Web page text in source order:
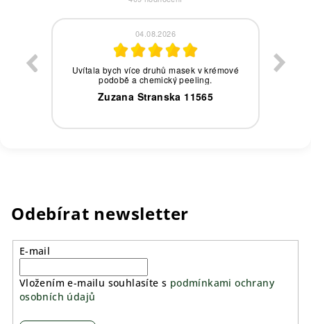
04.08.2026
Uvítala bych více druhů masek v krémové
podobě a chemický peeling.
Zuzana Stranska 11565
Odebírat newsletter
E-mail
Vložením e-mailu souhlasíte s podmínkami ochrany
osobních údajů